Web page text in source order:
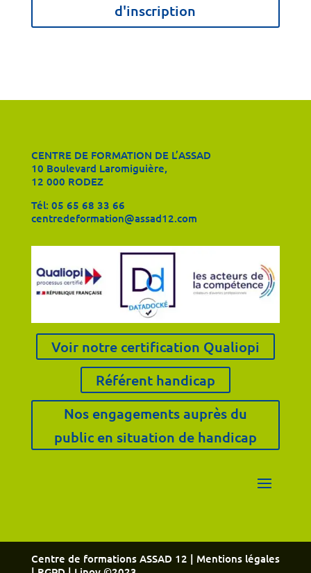
d'inscription
CENTRE DE FORMATION DE L’ASSAD
10 Boulevard Laromiguière,
12 000 RODEZ
Tél: 05 65 68 33 66
centredeformation@assad12.com
Voir notre certification Qualiopi
Référent handicap
Nos engagements auprès du
public en situation de handicap
Centre de formations ASSAD 12 | Mentions légales